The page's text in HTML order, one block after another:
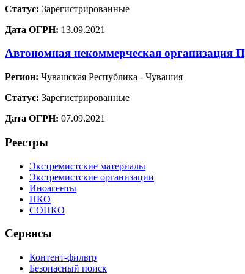
Статус: Зарегистрированные
Дата ОГРН: 13.09.2021
Автономная некоммерческая организация
Регион: Чувашская Республика - Чувашия
Статус: Зарегистрированные
Дата ОГРН: 07.09.2021
Реестры
Экстремистские материалы
Экстремистские организации
Иноагенты
НКО
СОНКО
Сервисы
Контент-фильтр
Безопасный поиск